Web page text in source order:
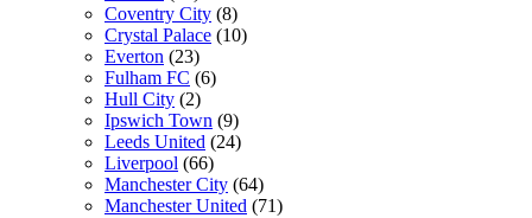
Coventry City (8)
Crystal Palace (10)
Everton (23)
Fulham FC (6)
Hull City (2)
Ipswich Town (9)
Leeds United (24)
Liverpool (66)
Manchester City (64)
Manchester United (71)